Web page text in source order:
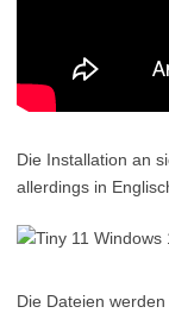
Die Installation an
allerdings in
Die Dateien